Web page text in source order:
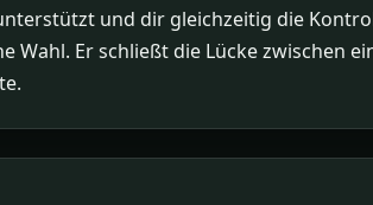
und dir gleichzeitig die
Er schließt die Lücke zwischen